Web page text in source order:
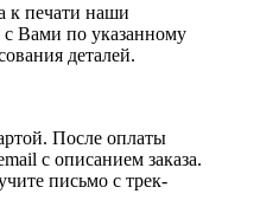
к печати наши
с Вами по указанному
деталей.
После оплаты
с описанием заказа.
письмо с трек-